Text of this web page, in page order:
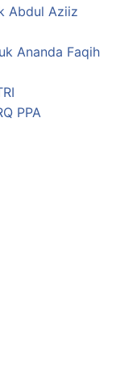
Abdul Aziiz
Ananda Faqih
PPA